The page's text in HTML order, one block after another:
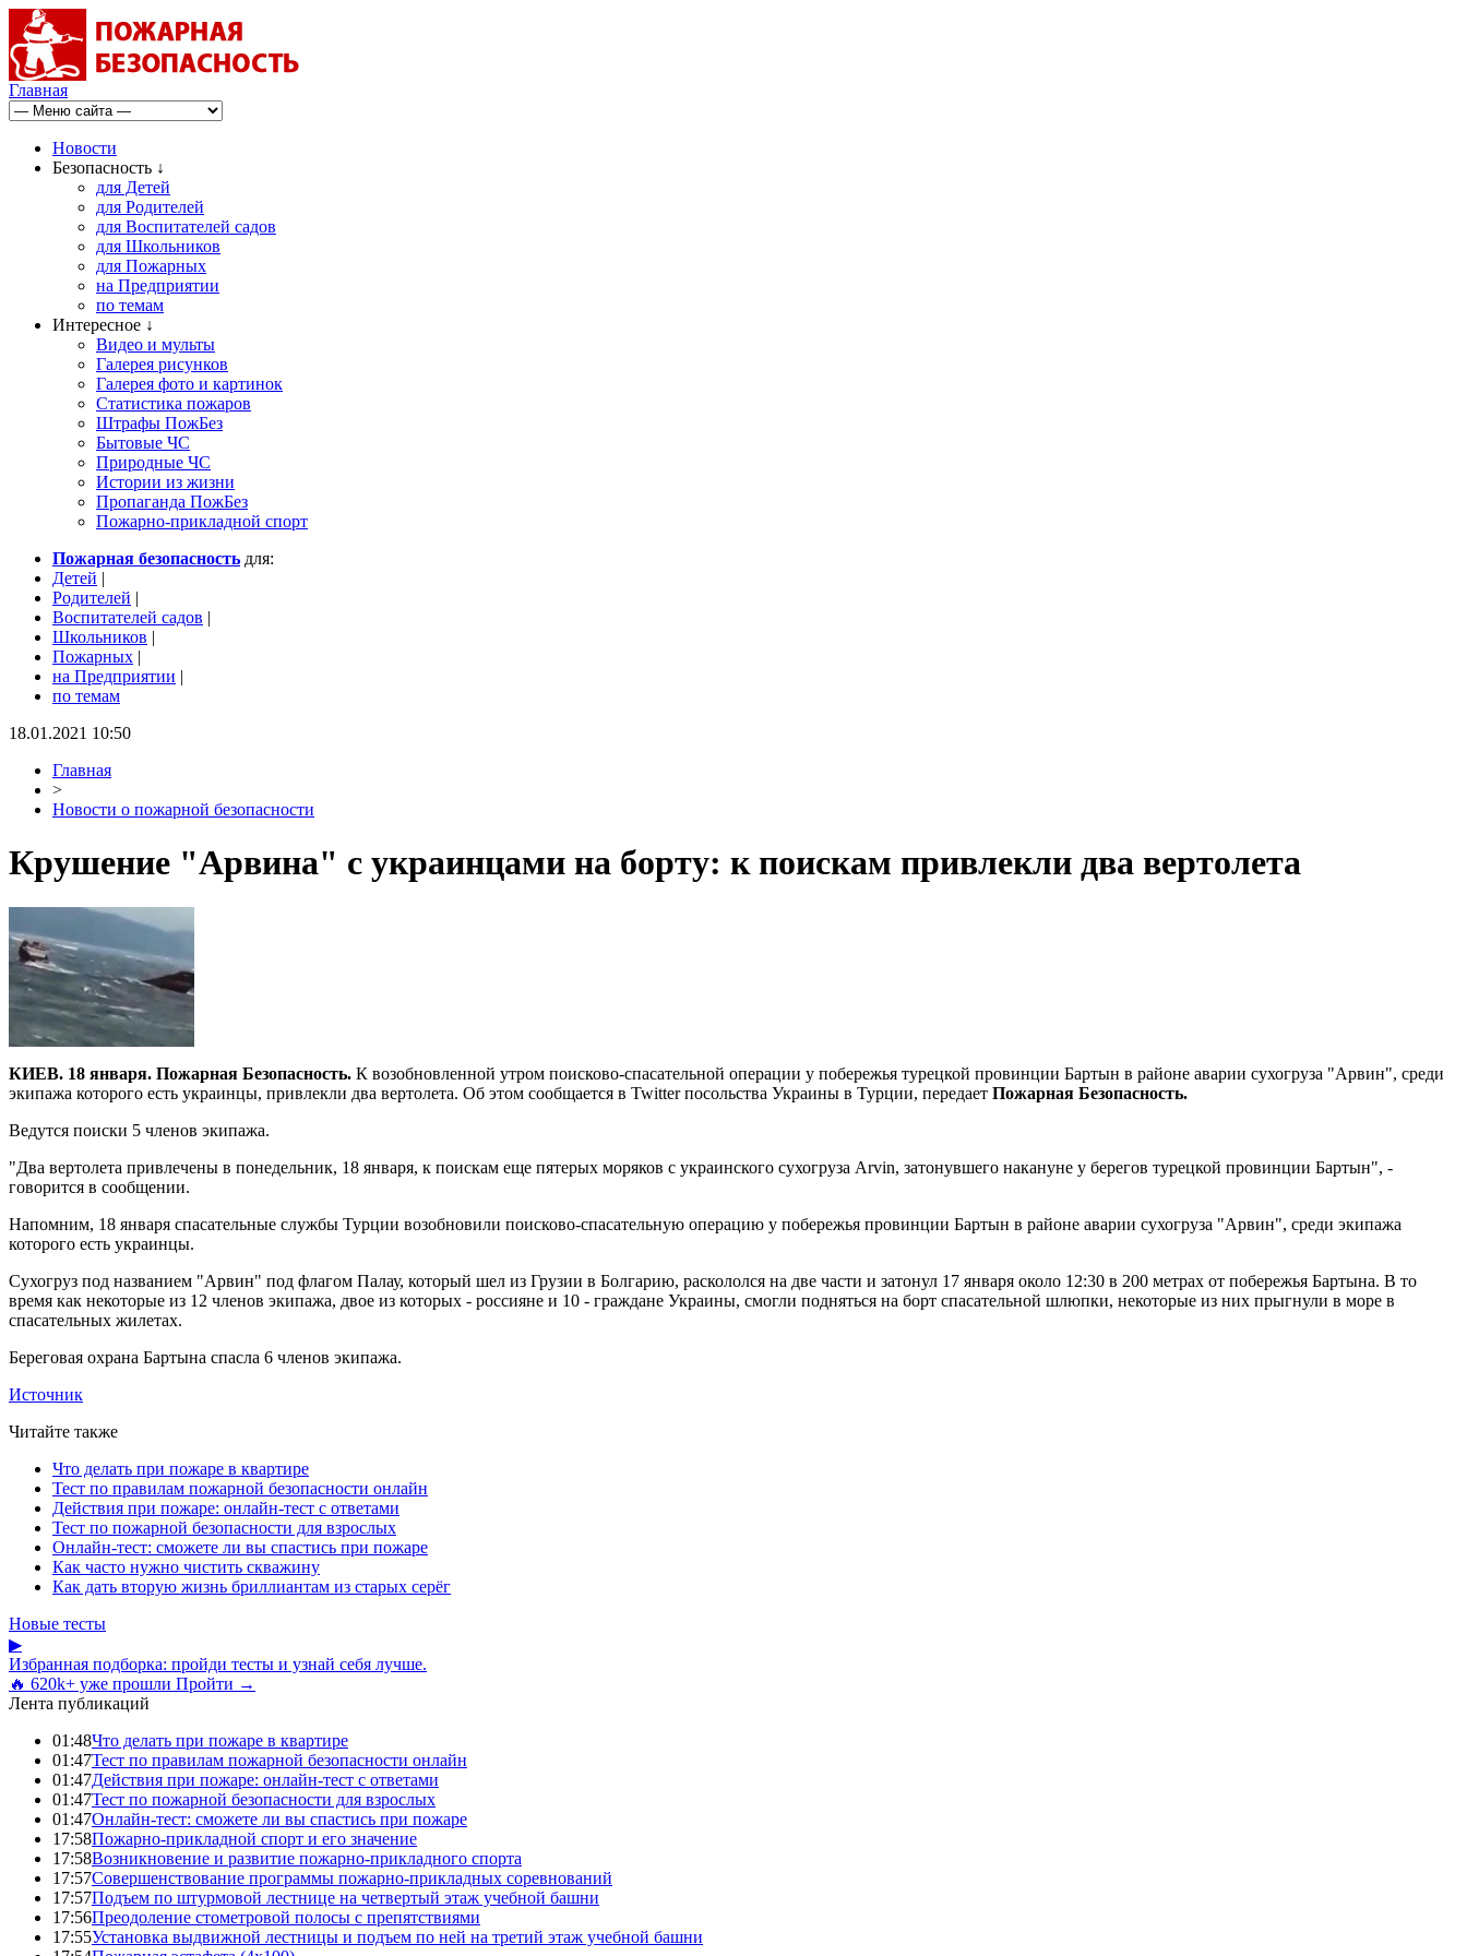
Главная
Новости
Безопасность ↓
для Детей
для Родителей
для Воспитателей садов
для Школьников
для Пожарных
на Предприятии
по темам
Интересное ↓
Видео и мульты
Галерея рисунков
Галерея фото и картинок
Статистика пожаров
Штрафы ПожБез
Бытовые ЧС
Природные ЧС
Истории из жизни
Пропаганда ПожБез
Пожарно-прикладной спорт
Пожарная безопасность для:
Детей |
Родителей |
Воспитателей садов |
Школьников |
Пожарных |
на Предприятии |
по темам
18.01.2021 10:50
Главная
>
Новости о пожарной безопасности
Крушение "Арвина" с украинцами на борту: к поискам привлекли два вертолета
КИЕВ. 18 января. Пожарная Безопасность. К возобновленной утром поисково-спасательной операции у побережья турецкой провинции Бартын в районе аварии сухогруза "Арвин", среди
экипажа которого есть украинцы, привлекли два вертолета. Об этом сообщается в Twitter посольства Украины в Турции, передает Пожарная Безопасность.
Ведутся поиски 5 членов экипажа.
"Два вертолета привлечены в понедельник, 18 января, к поискам еще пятерых моряков с украинского сухогруза Arvin, затонувшего накануне у берегов турецкой провинции Бартын", -
говорится в сообщении.
Напомним, 18 января спасательные службы Турции возобновили поисково-спасательную операцию у побережья провинции Бартын в районе аварии сухогруза "Арвин", среди экипажа
которого есть украинцы.
Сухогруз под названием "Арвин" под флагом Палау, который шел из Грузии в Болгарию, раскололся на две части и затонул 17 января около 12:30 в 200 метрах от побережья Бартына. В то
время как некоторые из 12 членов экипажа, двое из которых - россияне и 10 - граждане Украины, смогли подняться на борт спасательной шлюпки, некоторые из них прыгнули в море в
спасательных жилетах.
Береговая охрана Бартына спасла 6 членов экипажа.
Источник
Читайте также
Что делать при пожаре в квартире
Тест по правилам пожарной безопасности онлайн
Действия при пожаре: онлайн-тест с ответами
Тест по пожарной безопасности для взрослых
Онлайн-тест: сможете ли вы спастись при пожаре
Как часто нужно чистить скважину
Как дать вторую жизнь бриллиантам из старых серёг
Новые тесты
▶
Избранная подборка: пройди тесты и узнай себя лучше.
🔥 620k+ уже прошли Пройти →
Лента публикаций
01:48Что делать при пожаре в квартире
01:47Тест по правилам пожарной безопасности онлайн
01:47Действия при пожаре: онлайн-тест с ответами
01:47Тест по пожарной безопасности для взрослых
01:47Онлайн-тест: сможете ли вы спастись при пожаре
17:58Пожарно-прикладной спорт и его значение
17:58Возникновение и развитие пожарно-прикладного спорта
17:57Совершенствование программы пожарно-прикладных соревнований
17:57Подъем по штурмовой лестнице на четвертый этаж учебной башни
17:56Преодоление стометровой полосы с препятствиями
17:55Установка выдвижной лестницы и подъем по ней на третий этаж учебной башни